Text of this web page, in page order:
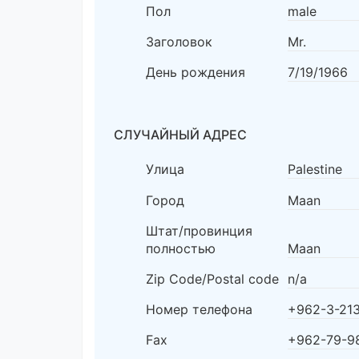
Пол
male
Заголовок
Mr.
День рождения
7/19/1966
СЛУЧАЙНЫЙ АДРЕС
Улица
Palestine
Город
Maan
Штат/провинция
полностью
Maan
Zip Code/Postal code n/a
Номер телефона
+962-3-
Fax
+962-79-